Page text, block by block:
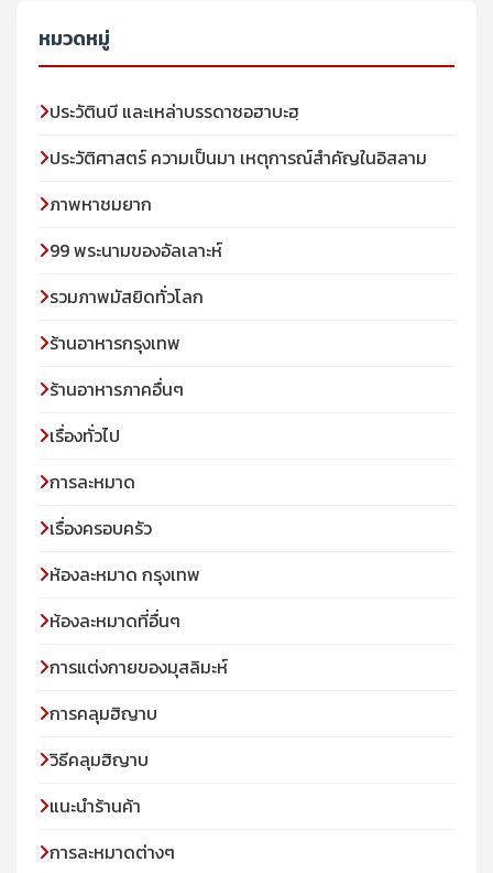
หมวดหมู่
ประวัตินบี และเหล่าบรรดาซอฮาบะฮฺ
ประวัติศาสตร์ ความเป็นมา เหตุการณ์สำคัญในอิสลาม
ภาพหาชมยาก
99 พระนามของอัลเลาะห์
รวมภาพมัสยิดทั่วโลก
ร้านอาหารกรุงเทพ
ร้านอาหารภาคอื่นๆ
เรื่องทั่วไป
การละหมาด
เรื่องครอบครัว
ห้องละหมาด กรุงเทพ
ห้องละหมาดที่อื่นๆ
การแต่งกายของมุสลิมะห์
การคลุมฮิญาบ
วิธีคลุมฮิญาบ
แนะนำร้านค้า
การละหมาดต่างๆ